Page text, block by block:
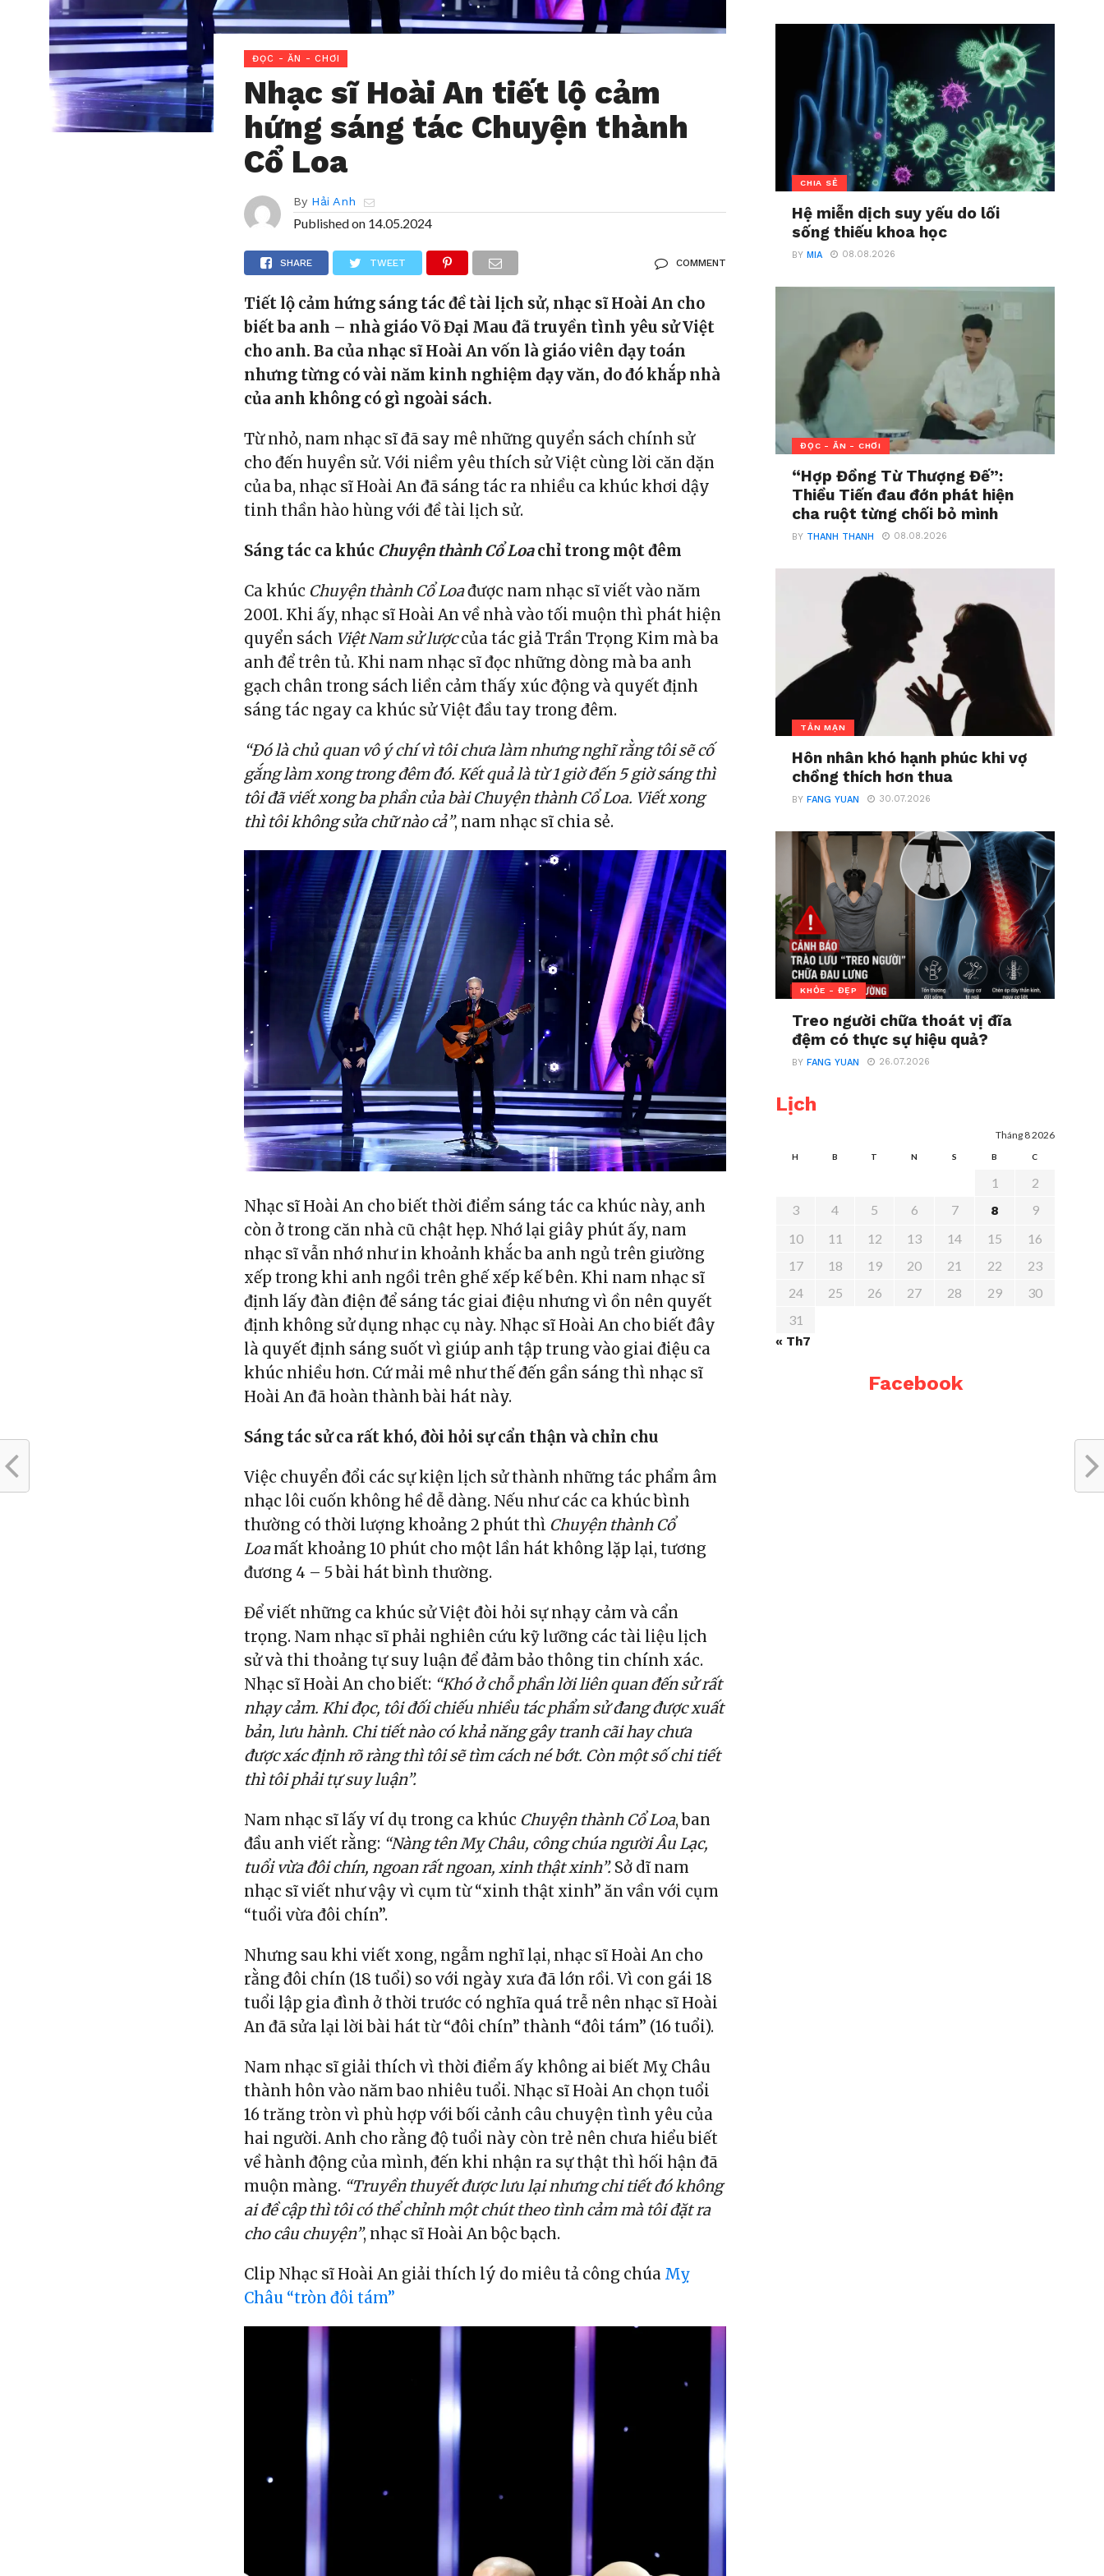
ĐỌC - ĂN - CHƠI
Nhạc sĩ Hoài An tiết lộ cảm
hứng sáng tác Chuyện thành
Cổ Loa
By Hải Anh
Published on 14.05.2024
SHARE TWEET COMMENT
Tiết lộ cảm hứng sáng tác đề tài lịch sử, nhạc sĩ Hoài An cho
biết ba anh – nhà giáo Võ Đại Mau đã truyền tình yêu sử Việt
cho anh. Ba của nhạc sĩ Hoài An vốn là giáo viên dạy toán
nhưng từng có vài năm kinh nghiệm dạy văn, do đó khắp nhà
của anh không có gì ngoài sách.
Từ nhỏ, nam nhạc sĩ đã say mê những quyển sách chính sử
cho đến huyền sử. Với niềm yêu thích sử Việt cùng lời căn dặn
của ba, nhạc sĩ Hoài An đã sáng tác ra nhiều ca khúc khơi dậy
tinh thần hào hùng với đề tài lịch sử.
Sáng tác ca khúc Chuyện thành Cổ Loachỉ trong một đêm
Ca khúc Chuyện thành Cổ Loađược nam nhạc sĩ viết vào năm
2001. Khi ấy, nhạc sĩ Hoài An về nhà vào tối muộn thì phát hiện
quyển sách Việt Nam sử lượccủa tác giả Trần Trọng Kim mà ba
anh để trên tủ. Khi nam nhạc sĩ đọc những dòng mà ba anh
gạch chân trong sách liền cảm thấy xúc động và quyết định
sáng tác ngay ca khúc sử Việt đầu tay trong đêm.
“Đó là chủ quan vô ý chí vì tôi chưa làm nhưng nghĩ rằng tôi sẽ cố
gắng làm xong trong đêm đó. Kết quả là từ 1 giờ đến 5 giờ sáng thì
tôi đã viết xong ba phần của bài Chuyện thành Cổ Loa. Viết xong
thì tôi không sửa chữ nào cả”, nam nhạc sĩ chia sẻ.
Nhạc sĩ Hoài An cho biết thời điểm sáng tác ca khúc này, anh
còn ở trong căn nhà cũ chật hẹp. Nhớ lại giây phút ấy, nam
nhạc sĩ vẫn nhớ như in khoảnh khắc ba anh ngủ trên giường
xếp trong khi anh ngồi trên ghế xếp kế bên. Khi nam nhạc sĩ
định lấy đàn điện để sáng tác giai điệu nhưng vì ồn nên quyết
định không sử dụng nhạc cụ này. Nhạc sĩ Hoài An cho biết đây
là quyết định sáng suốt vì giúp anh tập trung vào giai điệu ca
khúc nhiều hơn. Cứ mải mê như thế đến gần sáng thì nhạc sĩ
Hoài An đã hoàn thành bài hát này.
Sáng tác sử ca rất khó, đòi hỏi sự cẩn thận và chỉn chu
Việc chuyển đổi các sự kiện lịch sử thành những tác phẩm âm
nhạc lôi cuốn không hề dễ dàng. Nếu như các ca khúc bình
thường có thời lượng khoảng 2 phút thì Chuyện thành Cổ
Loamất khoảng 10 phút cho một lần hát không lặp lại, tương
đương 4 – 5 bài hát bình thường.
Để viết những ca khúc sử Việt đòi hỏi sự nhạy cảm và cẩn
trọng. Nam nhạc sĩ phải nghiên cứu kỹ lưỡng các tài liệu lịch
sử và thi thoảng tự suy luận để đảm bảo thông tin chính xác.
Nhạc sĩ Hoài An cho biết: “Khó ở chỗ phần lời liên quan đến sử rất
nhạy cảm. Khi đọc, tôi đối chiếu nhiều tác phẩm sử đang được xuất
bản, lưu hành. Chi tiết nào có khả năng gây tranh cãi hay chưa
được xác định rõ ràng thì tôi sẽ tìm cách né bớt. Còn một số chi tiết
thì tôi phải tự suy luận”.
Nam nhạc sĩ lấy ví dụ trong ca khúc Chuyện thành Cổ Loa, ban
đầu anh viết rằng: “Nàng tên Mỵ Châu, công chúa người Âu Lạc,
tuổi vừa đôi chín, ngoan rất ngoan, xinh thật xinh”. Sở dĩ nam
nhạc sĩ viết như vậy vì cụm từ “xinh thật xinh” ăn vần với cụm
“tuổi vừa đôi chín”.
Nhưng sau khi viết xong, ngẫm nghĩ lại, nhạc sĩ Hoài An cho
rằng đôi chín (18 tuổi) so với ngày xưa đã lớn rồi. Vì con gái 18
tuổi lập gia đình ở thời trước có nghĩa quá trễ nên nhạc sĩ Hoài
An đã sửa lại lời bài hát từ “đôi chín” thành “đôi tám” (16 tuổi).
Nam nhạc sĩ giải thích vì thời điểm ấy không ai biết Mỵ Châu
thành hôn vào năm bao nhiêu tuổi. Nhạc sĩ Hoài An chọn tuổi
16 trăng tròn vì phù hợp với bối cảnh câu chuyện tình yêu của
hai người. Anh cho rằng độ tuổi này còn trẻ nên chưa hiểu biết
về hành động của mình, đến khi nhận ra sự thật thì hối hận đã
muộn màng. “Truyền thuyết được lưu lại nhưng chi tiết đó không
ai đề cập thì tôi có thể chỉnh một chút theo tình cảm mà tôi đặt ra
cho câu chuyện”, nhạc sĩ Hoài An bộc bạch.
Clip Nhạc sĩ Hoài An giải thích lý do miêu tả công chúa Mỵ
Châu “tròn đôi tám”
CHIA SẺ
Hệ miễn dịch suy yếu do lối
sống thiếu khoa học
BYMIA 08.08.2026
ĐỌC - ĂN - CHƠI
“Hợp Đồng Từ Thượng Đế”:
Thiều Tiến đau đớn phát hiện
cha ruột từng chối bỏ mình
BY THANH THANH 08.08.2026
TẢN MẠN
Hôn nhân khó hạnh phúc khi vợ
chồng thích hơn thua
BYFANG YUAN 30.07.2026
KHỎE - ĐẸP
Treo người chữa thoát vị đĩa
đệm có thực sự hiệu quả?
BYFANG YUAN 26.07.2026
Lịch
Tháng 8 2026
H B T N S B C
1
2
3
4 5 6 7 8
9
10
11 12 13 14 15
16
17
18 19 20 21 22
23
24
25 26 27 28 29
30
31
« Th7
Facebook